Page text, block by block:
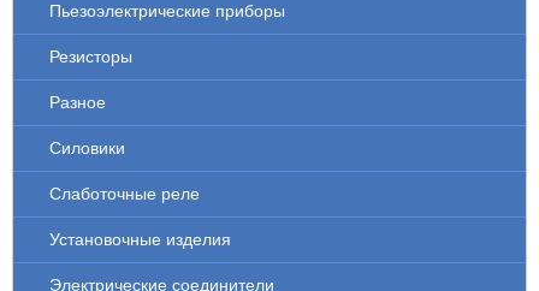
Пьезоэлектрические приборы
Резисторы
Разное
Силовики
Слаботочные реле
Установочные изделия
Электрические соединители